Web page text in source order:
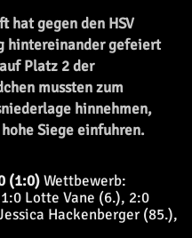
hat gegen den HSV
hintereinander gefeiert
Platz 2 der
mussten zum
hinnehmen,
Siege einfuhren.
(1:0)Wettbewerb:
Lotte Vane (6.), 2:0
Hackenberger (85.),